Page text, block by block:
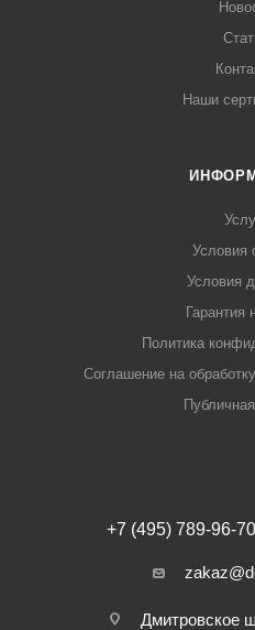
Наши
Условия
Условия
Гарантия
Политика
Соглашение на
+7 (495) 789-96-70
Дмитровское